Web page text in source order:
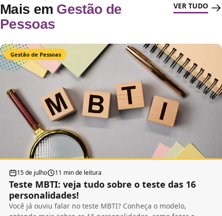
Mais em Gestão de
Pessoas
VER TUDO
Gestão de Pessoas
15 de julho 11 min de leitura
Teste MBTI: veja tudo sobre o teste das 16
personalidades!
Você já ouviu falar no teste MBTI? Conheça o modelo,